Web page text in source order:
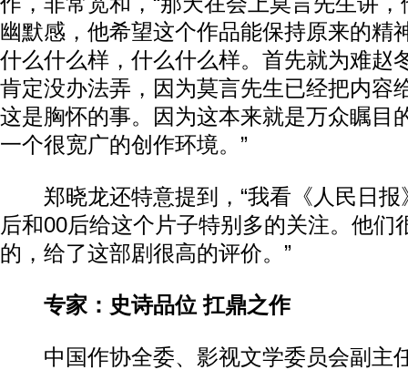
幽默感，他希望这个作品能保持原来的精
什么什么样，什么什么样。首先就为难赵
肯定没办法弄，因为莫言先生已经把内容
这是胸怀的事。因为这本来就是万众瞩目
一个很宽广的创作环境。”
郑晓龙还特意提到，“我看《人民日报
后和00后给这个片子特别多的关注。他们
的，给了这部剧很高的评价。”
专家：史诗品位 扛鼎之作
中国作协全委、影视文学委员会副主